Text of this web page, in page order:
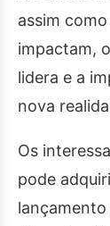
assim
impactam,
lidera e a
nova
Os
pode